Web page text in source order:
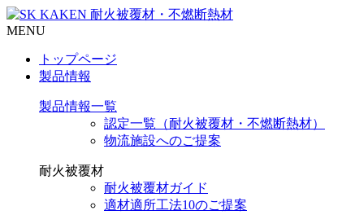
MENU
トップページ
製品情報
製品情報一覧
認定一覧（耐火被覆材・不燃断熱材）
物流施設へのご提案
耐火被覆材
耐火被覆材ガイド
適材適所工法10のご提案